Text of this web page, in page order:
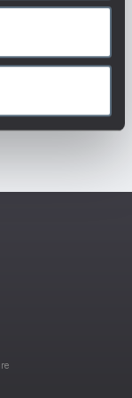
a
de